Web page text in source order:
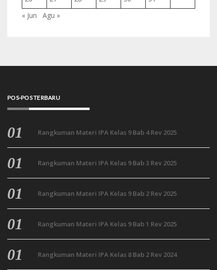
« Jun
Agu »
POS-POS TERBARU
Rangkuman Materi IPA Kelas 9 Bab 4 Rev 2025
Rangkuman Materi IPA Kelas 9 Bab 3 Rev 2025
Rangkuman Materi IPA Kelas 9 Bab 2 Rev 2025
Rangkuman Materi IPA Kelas 9 Bab 1 Rev 2025
Rangkuman Materi IPA Kelas 8 Bab 2 Rev 2024